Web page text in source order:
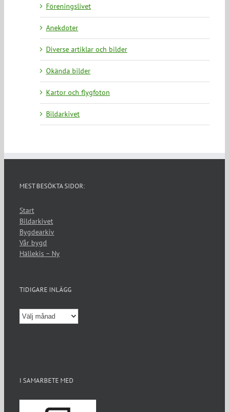
Föreningslivet
Anekdoter
Diverse artiklar och bilder
Okända bilder
Kartor och flygfoton
Bildarkivet
MEST BESÖKTA SIDOR:
Start
Bildarkivet
Bygdearkiv
Vår bygd
Hällekis – Ny
TIDIGARE INLÄGG
Tidigare
inlägg
I SAMARBETE MED